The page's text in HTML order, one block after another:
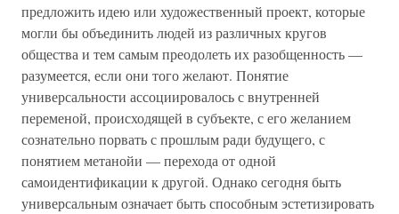
предложить идею или художественный проект, которые
могли бы объединить людей из различных кругов
общества и тем самым преодолеть их разобщенность —
разумеется, если они того желают. Понятие
универсальности ассоциировалось с внутренней
переменой, происходящей в субъекте, с его желанием
сознательно порвать с прошлым ради будущего, с
понятием метанойи — перехода от одной
самоидентификации к другой. Однако сегодня быть
универсальным означает быть способным эстетизировать